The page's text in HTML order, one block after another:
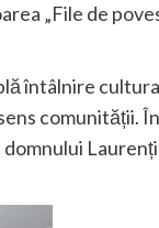
„File de
întâlnire
comunității.